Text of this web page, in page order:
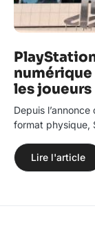
les joueurs
Depuis
format physique,
Lire l'article